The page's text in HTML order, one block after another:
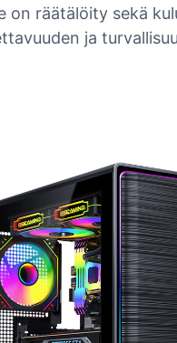
räätälöity sekä
ja